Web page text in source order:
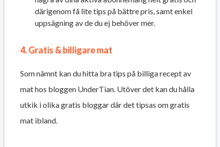
därigenom få lite tips på bättre pris, samt enkel
uppsägning av de du ej behöver mer.
4. Gratis & billigare mat
Som nämnt kan du hitta bra tips på billiga recept av
mat hos bloggen UnderTian. Utöver det kan du hålla
utkik i olika gratis bloggar där det tipsas om gratis
mat ibland.